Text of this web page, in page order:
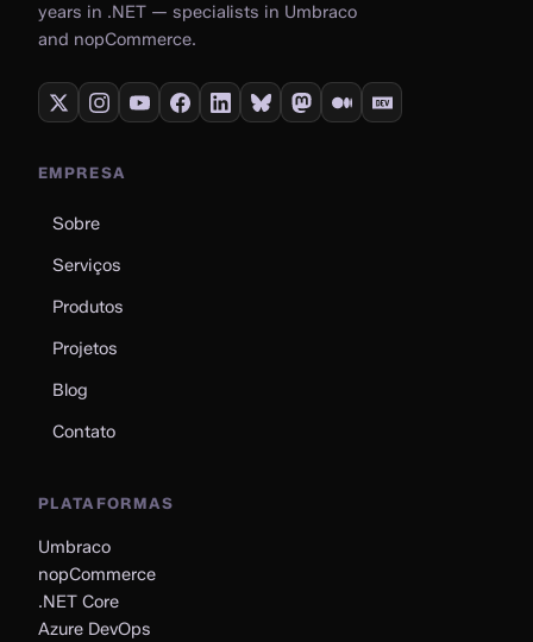
years in .NET — specialists in Umbraco
and nopCommerce.
EMPRESA
Sobre
Serviços
Produtos
Projetos
Blog
Contato
PLATAFORMAS
Umbraco
nopCommerce
.NET Core
Azure DevOps